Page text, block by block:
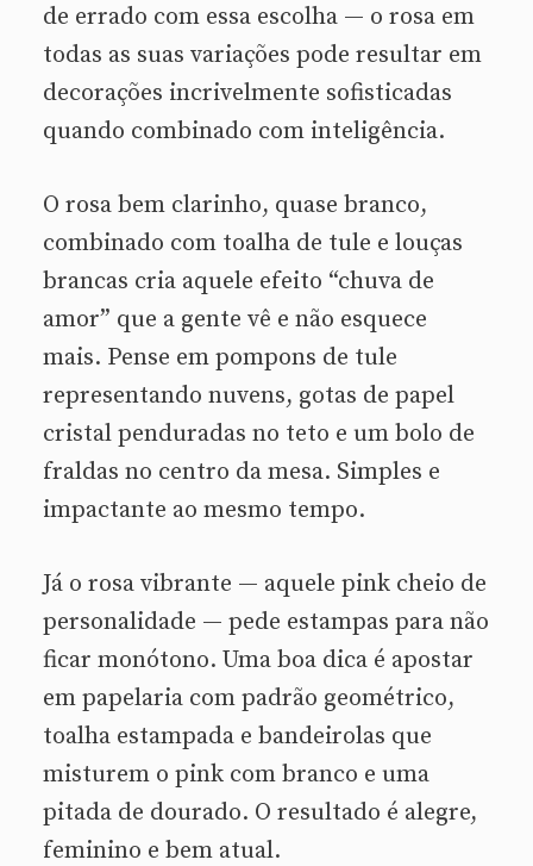
de errado com essa escolha — o rosa em
todas as suas variações pode resultar em
decorações incrivelmente sofisticadas
quando combinado com inteligência.
O rosa bem clarinho, quase branco,
combinado com toalha de tule e louças
brancas cria aquele efeito “chuva de
amor” que a gente vê e não esquece
mais. Pense em pompons de tule
representando nuvens, gotas de papel
cristal penduradas no teto e um bolo de
fraldas no centro da mesa. Simples e
impactante ao mesmo tempo.
Já o rosa vibrante — aquele pink cheio de
personalidade — pede estampas para não
ficar monótono. Uma boa dica é apostar
em papelaria com padrão geométrico,
toalha estampada e bandeirolas que
misturem o pink com branco e uma
pitada de dourado. O resultado é alegre,
feminino e bem atual.